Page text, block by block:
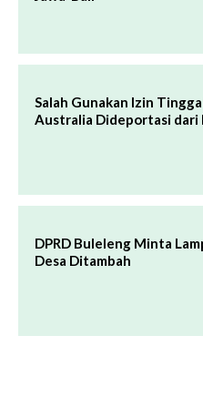
Salah Gunakan Izin
Australia Dideportasi dari
DPRD Buleleng Minta
Desa Ditambah